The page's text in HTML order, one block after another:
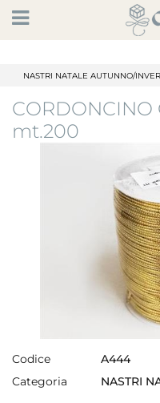
Open
NASTRI NATALE AUTUNNO/
mt.200
Codice
A444
Categoria
NASTRI